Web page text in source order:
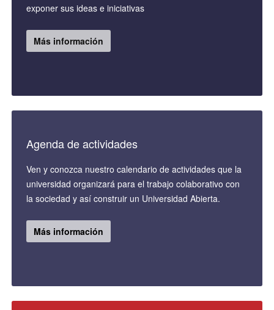
exponer sus ideas e iniciativas
Más información
Agenda de actividades
Ven y conozca nuestro calendario de actividades que la
universidad organizará para el trabajo colaborativo con
la sociedad y así construir un Universidad Abierta.
Más información